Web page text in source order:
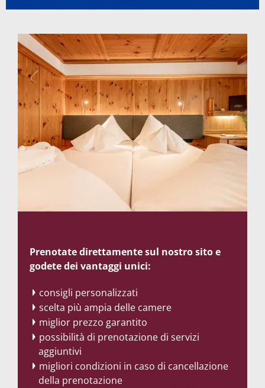
Prenotate direttamente sul nostro sito e
godete dei vantaggi unici:
consigli personalizzati
scelta più ampia delle camere
miglior prezzo garantito
possibilità di prenotazione di servizi
aggiuntivi
migliori condizioni in caso di cancellazione
della prenotazione